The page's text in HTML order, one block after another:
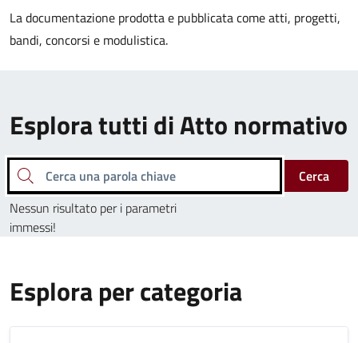
La documentazione prodotta e pubblicata come atti, progetti,
bandi, concorsi e modulistica.
Esplora tutti di Atto normativo
Cerca una parola chiave
Cerca
Nessun risultato per i parametri
immessi!
Esplora per categoria